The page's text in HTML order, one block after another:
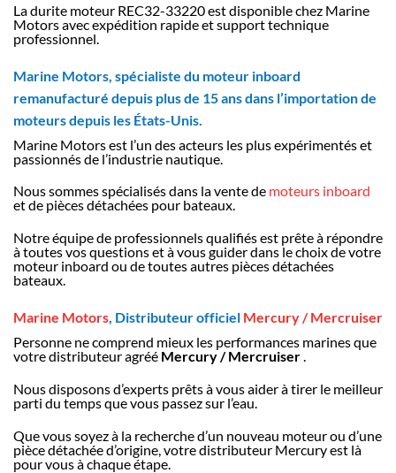
La durite moteur REC32-33220 est disponible chez Marine
Motors avec expédition rapide et support technique
professionnel.
Marine Motors, spécialiste du moteur inboard
remanufacturé depuis plus de 15 ans dans l’importation de
moteurs depuis les États-Unis.
Marine Motors est l’un des acteurs les plus expérimentés et
passionnés de l’industrie nautique.
Nous sommes spécialisés dans la vente de moteurs inboard
et de pièces détachées pour bateaux.
Notre équipe de professionnels qualifiés est prête à répondre
à toutes vos questions et à vous guider dans le choix de votre
moteur inboard ou de toutes autres pièces détachées
bateaux.
Marine Motors, Distributeur officiel Mercury / Mercruiser
Personne ne comprend mieux les performances marines que
votre distributeur agréé Mercury / Mercruiser.
Nous disposons d’experts prêts à vous aider à tirer le meilleur
parti du temps que vous passez sur l’eau.
Que vous soyez à la recherche d’un nouveau moteur ou d’une
pièce détachée d’origine, votre distributeur Mercury est là
pour vous à chaque étape.